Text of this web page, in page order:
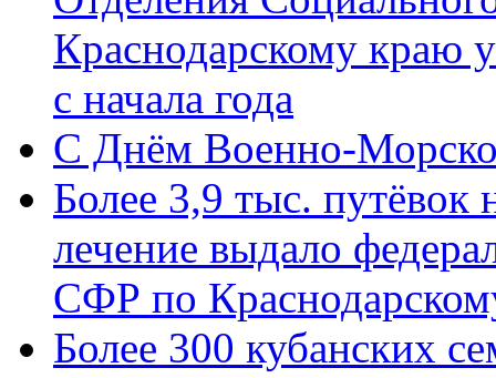
Краснодарскому краю
с начала года
C Днём Военно-
Более 3,9 тыс. путёвок
лечение выдало
СФР по
Более 300 кубанских